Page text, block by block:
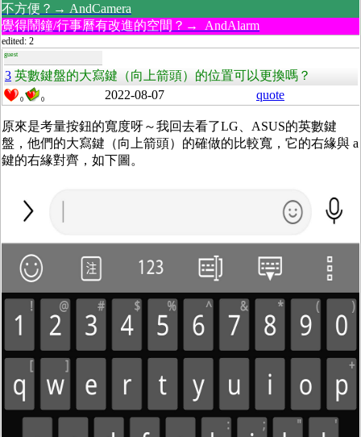
不方便？→ AndCamera
覺得鬧鐘/行事曆有改進的空間？→ AndAlarm
edited: 2
guest
3 英數鍵盤的大寫鍵（向上箭頭）的位置可以更換嗎？
0 0 2022-08-07 quote
原來是考量按鈕的寬度呀～我回去看了LG、ASUS的英數鍵
盤，他們的大寫鍵（向上箭頭）的確做的比較寬，它的右緣與 a
鍵的右緣對齊，如下圖。